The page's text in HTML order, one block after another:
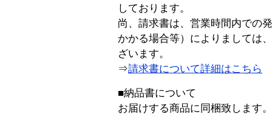
しております。
尚、請求書は、営業時間内での
かかる場合等）によりましては
ざいます。
⇒請求書について詳細はこちら
■納品書について
お届けする商品に同梱致します。